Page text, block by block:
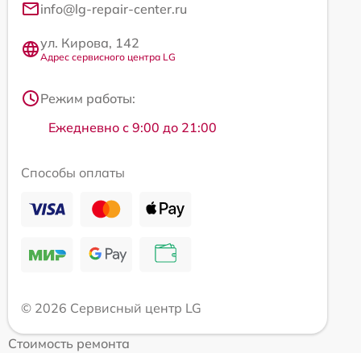
info@lg-repair-center.ru
ул. Кирова, 142
Адрес сервисного центра LG
Режим работы:
Ежедневно с 9:00 до 21:00
Способы оплаты
© 2026 Сервисный центр LG
Стоимость ремонта